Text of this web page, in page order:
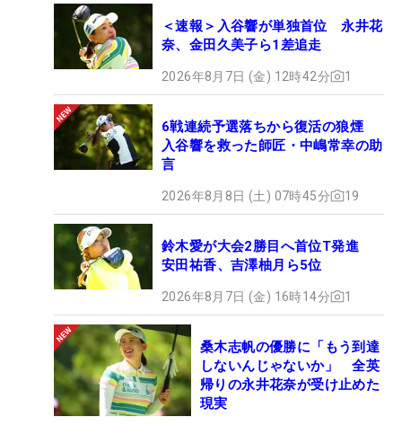
＜速報＞入谷響が単独首位 永井花
奈、金田久美子ら1差追走
2026年8月7日 (金) 12時42分 1
6戦連続予選落ちから復活の狼煙
入谷響を救った師匠・中嶋常幸の助
言
2026年8月8日 (土) 07時45分 19
鈴木愛が大会2勝目へ首位T発進
安田祐香、吉澤柚月ら5位
2026年8月7日 (金) 16時14分 1
桑木志帆の優勝に「もう到達
しないんじゃないか」 全英
帰りの永井花奈が受け止めた
現実